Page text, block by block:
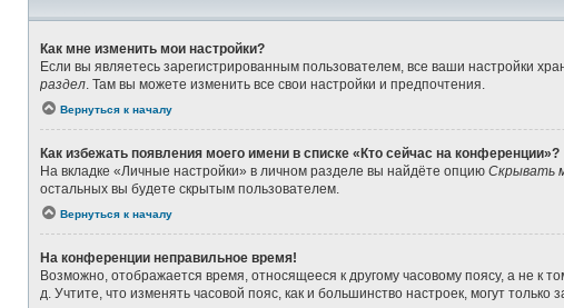
Как мне изменить мои настройки?
Если вы являетесь зарегистрированным пользователем, все ваши настройки
раздел . Там вы можете изменить все свои настройки и предпочтения.
Вернуться к началу
Как избежать появления моего имени в списке «Кто сейчас на конференции»?
На вкладке «Личные настройки» в личном разделе вы найдёте опцию Скрывать
остальных вы будете скрытым пользователем.
Вернуться к началу
На конференции неправильное время!
Возможно, отображается время, относящееся к другому часовому поясу, а не к
д. Учтите, что изменять часовой пояс, как и большинство настроек, могут